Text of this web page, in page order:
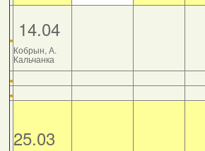
14.04
Кобрын, А.
Кальчанка
25.03